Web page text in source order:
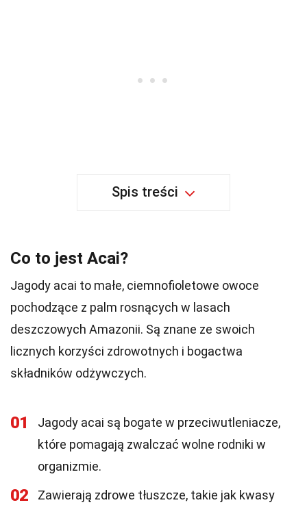
Spis treści
Co to jest Acai?
Jagody acai to małe, ciemnofioletowe owoce
pochodzące z palm rosnących w lasach
deszczowych Amazonii. Są znane ze swoich
licznych korzyści zdrowotnych i bogactwa
składników odżywczych.
01
Jagody acai są bogate w przeciwutleniacze,
które pomagają zwalczać wolne rodniki w
organizmie.
02
Zawierają zdrowe tłuszcze, takie jak kwasy